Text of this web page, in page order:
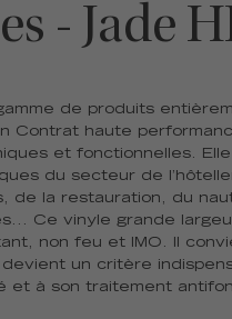
- Jade
de produits
Contrat haute
et fonctionnelles.
du secteur de
de la restauration, du
Ce vinyle grande
non feu et IMO. Il
devient un critère
et à son traitement